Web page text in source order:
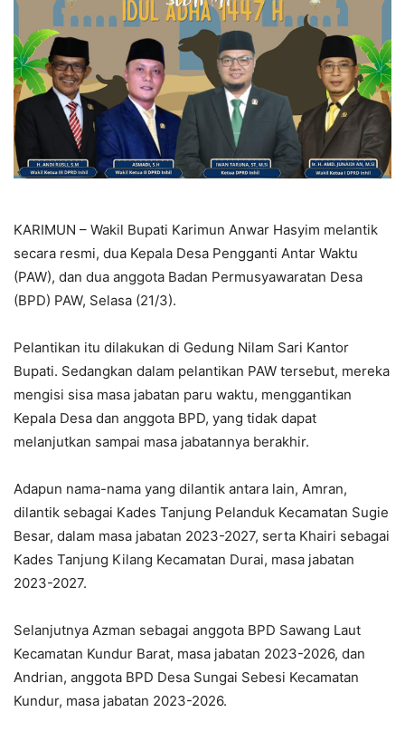
KARIMUN – Wakil Bupati Karimun Anwar Hasyim melantik
secara resmi, dua Kepala Desa Pengganti Antar Waktu
(PAW), dan dua anggota Badan Permusyawaratan Desa
(BPD) PAW, Selasa (21/3).
Pelantikan itu dilakukan di Gedung Nilam Sari Kantor
Bupati. Sedangkan dalam pelantikan PAW tersebut, mereka
mengisi sisa masa jabatan paru waktu, menggantikan
Kepala Desa dan anggota BPD, yang tidak dapat
melanjutkan sampai masa jabatannya berakhir.
Adapun nama-nama yang dilantik antara lain, Amran,
dilantik sebagai Kades Tanjung Pelanduk Kecamatan Sugie
Besar, dalam masa jabatan 2023-2027, serta Khairi sebagai
Kades Tanjung Kilang Kecamatan Durai, masa jabatan
2023-2027.
Selanjutnya Azman sebagai anggota BPD Sawang Laut
Kecamatan Kundur Barat, masa jabatan 2023-2026, dan
Andrian, anggota BPD Desa Sungai Sebesi Kecamatan
Kundur, masa jabatan 2023-2026.